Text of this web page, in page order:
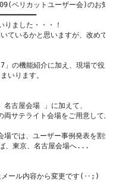
ベリカットユーザー会)のお知らせ
りました・・・！
ているかと思いますが、改めてご案
」の機能紹介に加え、現場で役立つ
いります。
古屋会場 」に加えて、
サテライト会場をご用意しておりま
では、ユーザー事例発表を割愛した
、東京、名古屋会場へ...
ール内容から変更です(‥;)